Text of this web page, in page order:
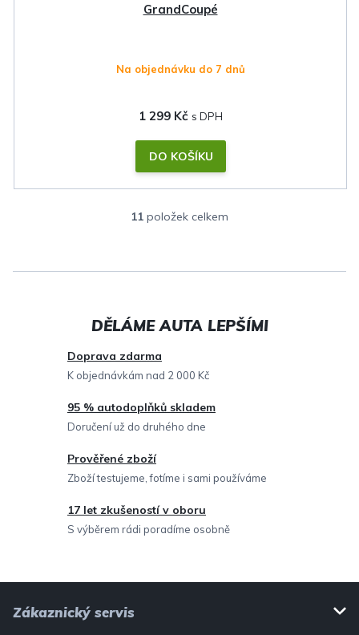
GrandCoupé
Na objednávku do 7 dnů
1 299 Kč
DO KOŠÍKU
O
l
a
í
p
r
y
v
ý
11 položek celkem
Doprava zdarma
K objednávkám nad 2 000 Kč
95 % autodoplňků skladem
Doručení už do druhého dne
Prověřené zboží
Zboží testujeme, fotíme i sami používáme
17 let zkušeností v oboru
S výběrem rádi poradíme osobně
Zákaznický servis